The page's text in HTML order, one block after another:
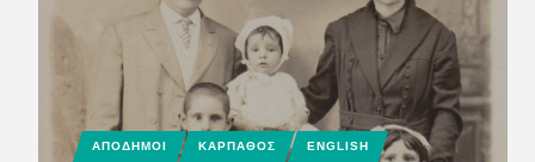
ΑΠΟΔΗΜΟΙ ΚΑΡΠΑΘΟΣ ENGLISH